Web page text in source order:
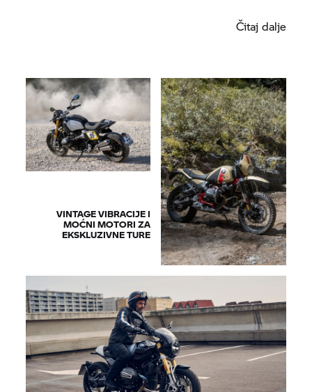
Čitaj dalje
VINTAGE VIBRACIJE I
MOĆNI MOTORI ZA
EKSKLUZIVNE TURE